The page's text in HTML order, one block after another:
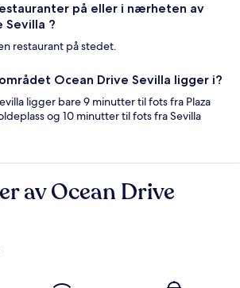
på eller i nærheten av
Sevilla ?
restaurant på stedet.
Ocean Drive Sevilla ligger i?
ligger bare 9 minutter til fots fra Plaza
og 10 minutter til fots fra Sevilla
av Ocean Drive